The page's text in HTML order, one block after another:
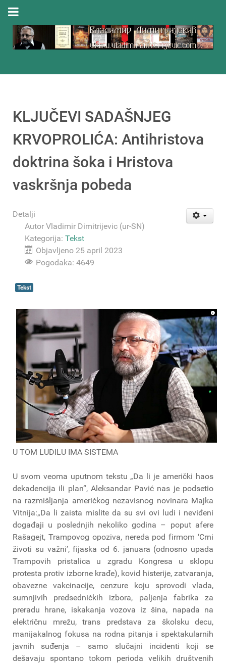
KLJUČEVI SADAŠNJEG
KRVOPROLIĆA: Antihristova
doktrina šoka i Hristova
vaskršnja pobeda
Detalji
Autor Vladimir Dimitrijevic (ur-SN)
Kategorija: Tekst
Objavljeno 25 april 2023
Pogodaka: 4649
Tekst
U TOM LUDILU IMA SISTEMA
U svom veoma uputnom tekstu „Da li je američki haos
dekadencija ili plan“, Aleksandar Pavić nas je podsetio
na razmišljanja američkog nezavisnog novinara Majka
Vitnija:„Da li zaista mislite da su svi ovi ludi i neviđeni
događaji u poslednjih nekoliko godina – poput afere
Rašagejt, Trampovog opoziva, nereda pod firmom ‘Crni
životi su važni’, fijaska od 6. januara (odnosno upada
Trampovih pristalica u zgradu Kongresa u sklopu
protesta protiv izborne krađe), kovid histerije, zatvaranja,
obavezne vakcinacije, cenzure koju sprovodi vlada,
sumnjivih predsedničkih izbora, paljenja fabrika za
preradu hrane, iskakanja vozova iz šina, napada na
električnu mrežu, trans predstava za školsku decu,
manijakalnog fokusa na rodna pitanja i spektakularnih
javnih suđenja – samo slučajni incidenti koji se
dešavaju spontano tokom perioda velikih društvenih